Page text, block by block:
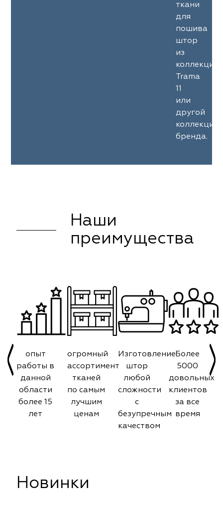
ткани
для
пошива
штор
из
Trama
11
или
другой
коллекции
бренда.
Наши
преимущества
опыт
работы в
данной
области
более 15
лет
огромный
ассортимент
тканей
по самым
лучшим
ценам
Изготовление
штор
любой
сложности
с
безупречным
качеством
Более
5000
довольных
клиентов
за все
время
Новинки